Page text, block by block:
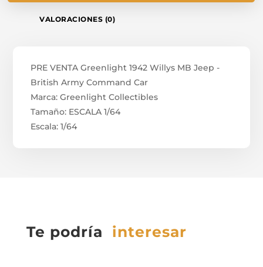
VALORACIONES (0)
PRE VENTA Greenlight 1942 Willys MB Jeep -
British Army Command Car
Marca: Greenlight Collectibles
Tamaño: ESCALA 1/64
Escala: 1/64
Te podría interesar